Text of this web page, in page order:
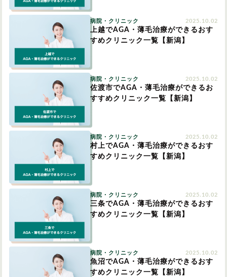
育毛剤
円形脱毛症
病院・クリニック 2025.10.02
上越でAGA・薄毛治療ができるおす
すめクリニック一覧【新潟】
病院・クリニック 2025.10.02
佐渡市でAGA・薄毛治療ができるお
すすめクリニック一覧【新潟】
病院・クリニック 2025.10.02
村上でAGA・薄毛治療ができるおす
すめクリニック一覧【新潟】
病院・クリニック 2025.10.02
三条でAGA・薄毛治療ができるおす
すめクリニック一覧【新潟】
病院・クリニック 2025.10.02
魚沼でAGA・薄毛治療ができるおす
すめクリニック一覧【新潟】
AGA
つむじハゲ
円形脱毛症 女性の薄毛
対策・アイテムから記事を探す
かつら・ヴィッグ
植毛 病院・クリニック
育毛剤